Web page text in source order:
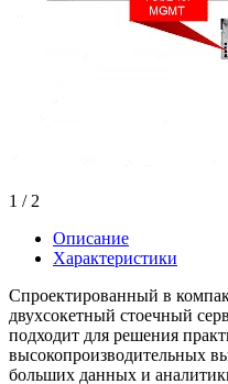
1 / 2
Описание
Характеристики
Спроектированный в
двухсокетный стоечный
подходит для решения
высокопроизводительных
больших данных и